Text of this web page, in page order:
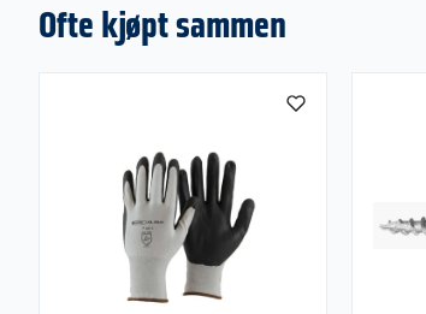
Ofte kjøpt sammen